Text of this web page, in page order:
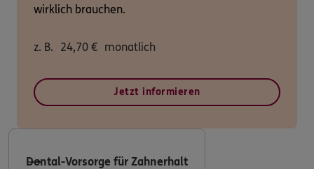
wirklich brauchen.
z. B. 24,70 € monatlich
Jetzt informieren
Dental-Vorsorge für Zahnerhalt